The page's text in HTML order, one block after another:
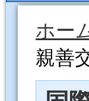
ホー
親善